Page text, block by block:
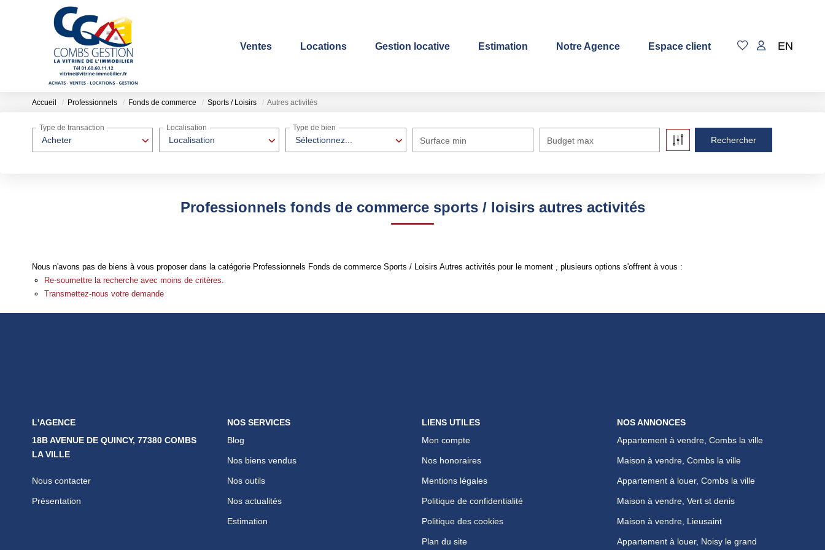
Ventes Locations Gestion locative Estimation Notre Agence Espace client EN
Accueil Professionnels Fonds de commerce Sports / Loisirs Autres activités
Acheter
Type de transaction
Localisation
Localisation
Sélectionnez...
Type de bien
Surface min Budget max
Professionnels fonds de commerce sports / loisirs autres activités
Nous n'avons pas de biens à vous proposer dans la catégorie Professionnels Fonds de commerce Sports / Loisirs Autres activités pour le moment , plusieurs options s'offrent à vous :
Re-soumettre la recherche avec moins de critères.
Transmettez-nous votre demande
L'AGENCE
18B AVENUE DE QUINCY, 77380 COMBS
LA VILLE
Nous contacter
Présentation
NOS SERVICES
Blog
Nos biens vendus
Nos outils
Nos actualités
Estimation
LIENS UTILES
Mon compte
Nos honoraires
Mentions légales
Politique de confidentialité
Politique des cookies
Plan du site
NOS ANNONCES
Appartement à vendre, Combs la ville
Maison à vendre, Combs la ville
Appartement à louer, Combs la ville
Maison à vendre, Vert st denis
Maison à vendre, Lieusaint
Appartement à louer, Noisy le grand